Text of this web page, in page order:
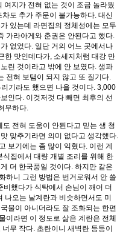
여지가 전혀 없는 것이 조금 놀라웠
도 추가 주문이 불가능하다. 대신
있는데 라면집의 정체성에는 모두
가라아게와 춘권은 안된다고 했다.
없었다. 일단 거의 어느 곳에서나
한 맛인데다가, 소세지처럼 대강 만
린 것이라고 밖에 안 보였다. 생파
전혀 보탬이 되지 않고 또 질기다.
기라도 했으면 나을 것이다. 3,000
인다. 이것저것 다 빼면 최후의 선
무하다.
전혀 도움이 안된다고 믿는 생 청
맞추기라면 의미 없다고 생각했다.
보기에는 좀 많이 익혔다. 이런 계
집에서 대량 개별 조리를 위해 한
더 한국풍일 것이다. 하지만 같은
하니 그런 방법은 번거로워서 안 쓸
했다가 식탁에서 손님이 깨어 더
오는 날계란과 비슷하면서도 미
물이 아니더라도 잘 조화되는 한편
이라면 이 정도로 삶은 계란은 전체
무 작다. 초란이니 새벽란 등등이